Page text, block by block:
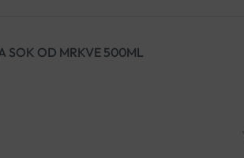
SOK OD MRKVE 500ML